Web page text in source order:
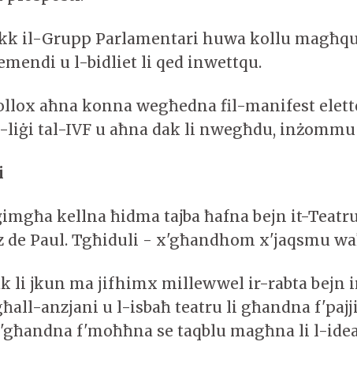
il-Grupp Parlamentari huwa kollu
u l-bidliet li qed inwettqu.
aħna konna wegħedna fil-manifest
liġi tal-IVF u aħna dak li nwegħdu,
kellna ħidma tajba ħafna bejn it-
de Paul. Tgħiduli - x'għandhom x'jaqsmu
li jkun ma jifhimx millewwel ir-rabta bejn
anzjani u l-isbaħ teatru li għandna
f'moħħna se taqblu magħna li l-